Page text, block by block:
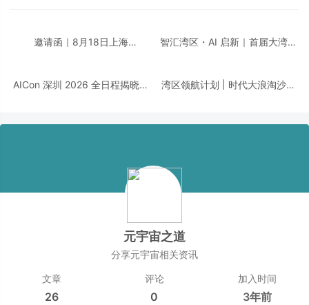
邀请函｜8月18日上海
智汇湾区・AI 启新｜首届大湾区
AICon 深圳 2026 全日程揭晓｜
湾区领航计划 | 时代大浪淘沙，
元宇宙之道
分享元宇宙相关资讯
文章
26
评论
0
加入时间
3年前